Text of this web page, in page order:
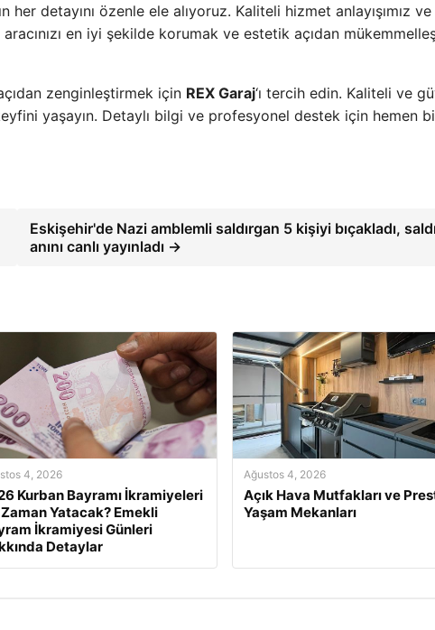
her detayını özenle ele alıyoruz. Kaliteli hizmet anlayışımız ve
en iyi şekilde korumak ve estetik açıdan
zenginleştirmek için REX Garaj‘ı tercih edin. Kaliteli ve
yaşayın. Detaylı bilgi ve profesyonel destek için hemen
Eskişehir'de Nazi amblemli saldırgan 5 kişiyi bıçakladı,
anını canlı yayınladı →
4, 2026
Kurban Bayramı İkramiyeleri
Zaman Yatacak? Emekli
İkramiyesi Günleri
Detaylar
Ağustos 4, 2026
Açık Hava Mutfakları ve
Yaşam Mekanları